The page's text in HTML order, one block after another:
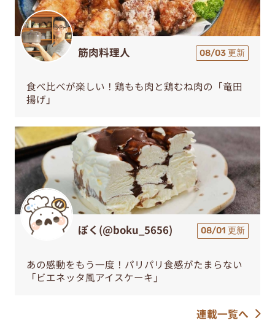
筋肉料理人 08/03 更新
食べ比べが楽しい！鶏もも肉と鶏むね肉の「竜田
揚げ」
ぼく(@boku_5656) 08/01 更新
あの感動をもう一度！パリパリ食感がたまらない
「ビエネッタ風アイスケーキ」
連載一覧へ